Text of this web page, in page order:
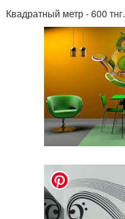
Квадратный метр - 600 тнг.